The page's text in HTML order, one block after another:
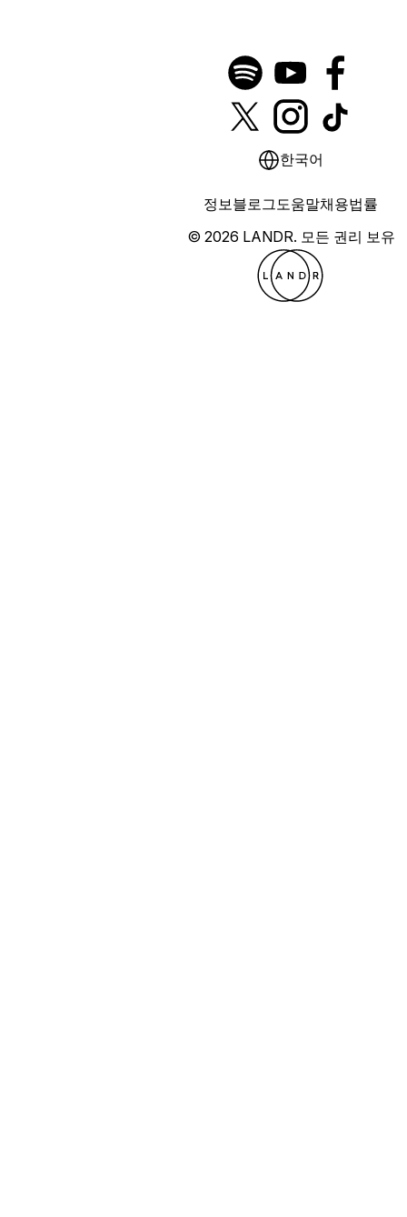
한국어
© 2026 LANDR. 모든 권리 보유
정보블로그도움말채용법률